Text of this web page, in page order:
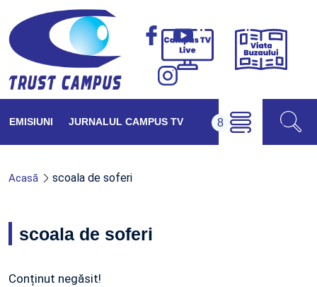
Campus
Viața
EMISIUNI JURNALUL CAMPUS TV
Acasă scoala de soferi
scoala de soferi
Conținut negăsit!